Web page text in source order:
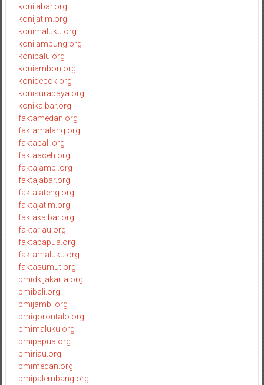
konijabar.org
konijatim.org
konimaluku.org
konilampung.org
konipalu.org
koniambon.org
konidepok.org
konisurabaya.org
konikalbar.org
faktamedan.org
faktamalang.org
faktabali.org
faktaaceh.org
faktajambi.org
faktajabar.org
faktajateng.org
faktajatim.org
faktakalbar.org
faktariau.org
faktapapua.org
faktamaluku.org
faktasumut.org
pmidkijakarta.org
pmibali.org
pmijambi.org
pmigorontalo.org
pmimaluku.org
pmipapua.org
pmiriau.org
pmimedan.org
pmipalembang.org